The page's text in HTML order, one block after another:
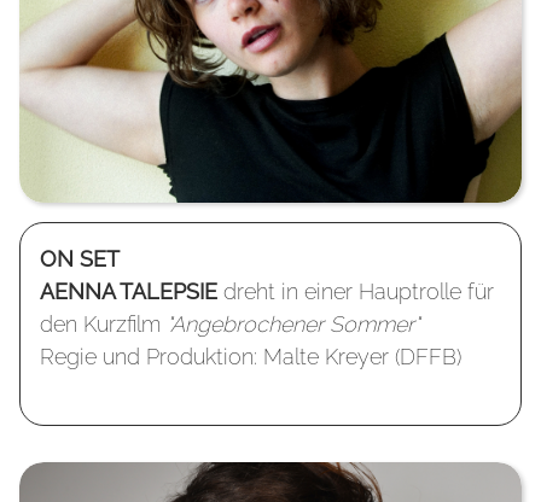
ON SET
AENNA TALEPSIE dreht in einer Hauptrolle für
den Kurzfilm "Angebrochener Sommer"
Regie und Produktion: Malte Kreyer (DFFB)